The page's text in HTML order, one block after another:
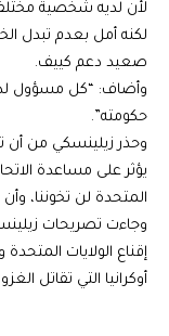
لأن لديه شخصية
لكنه أمل بعدم تبدل
صعيد دعم كييف.
وأضاف: “كل مسؤول
حكومته”.
وحذر زيلينسكي من أن
يؤثر على مساعدة
المتحدة لن تخوننا،
وجاءت تصريحات
إقناع الولايات
أوكرانيا التي تقاتل